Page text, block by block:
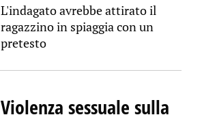
L'indagato avrebbe attirato il
ragazzino in spiaggia con un
pretesto
Violenza sessuale sulla